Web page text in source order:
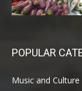
POPULAR
Music and Culture